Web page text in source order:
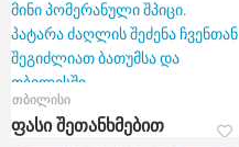
მინი პომერანული შპიცი.
პატარა ძაღლის შეძენა ჩვენთან
შეგიძლიათ ბათუმსა და
თბილისში.
თბილისი
ფასი შეთანხმებით